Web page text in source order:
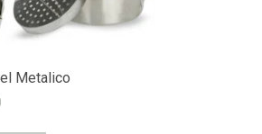
Metalico